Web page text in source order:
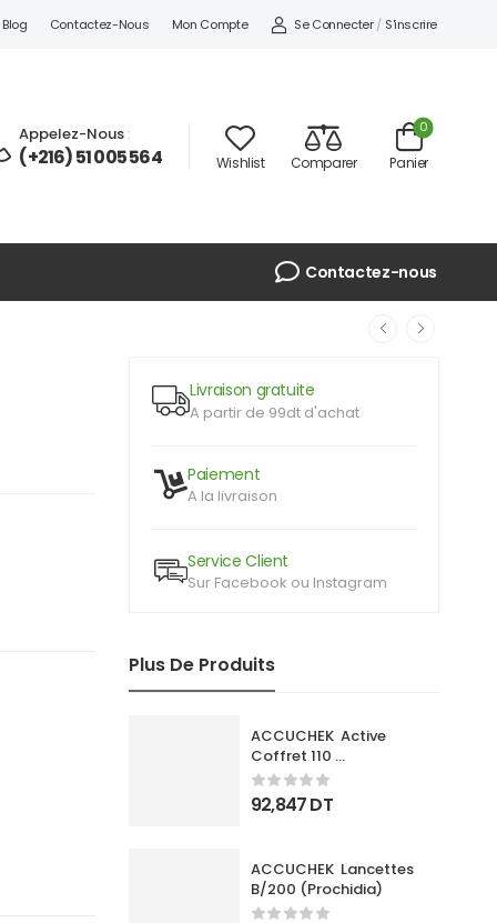
Blog Contactez-Nous Mon Compte Se Connecter / S'inscrire
Appelez-Nous :
(+216) 51 005 564 Wishlist Comparer Panier
0
Contactez-nous
Livraison gratuite
A partir de 99dt d'achat
Paiement
A la livraison
Service Client
Sur Facebook ou Instagram
Plus De Produits
ACCUCHEK  Active
Coffret 110
Bandlettes+Appareil
92,847DT
ACCUCHEK  Lancettes
B/200 (Prochidia)